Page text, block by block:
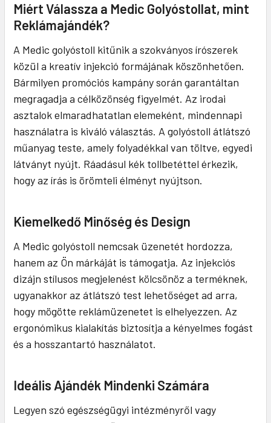
Miért Válassza a Medic Golyóstollat, mint
Reklámajándék?
A Medic golyóstoll kitűnik a szokványos írószerek
közül a kreatív injekció formájának köszönhetően.
Bármilyen promóciós kampány során garantáltan
megragadja a célközönség figyelmét. Az irodai
asztalok elmaradhatatlan elemeként, mindennapi
használatra is kiváló választás. A golyóstoll átlátszó
műanyag teste, amely folyadékkal van töltve, egyedi
látványt nyújt. Ráadásul kék tollbetéttel érkezik,
hogy az írás is örömteli élményt nyújtson.
Kiemelkedő Minőség és Design
A Medic golyóstoll nemcsak üzenetét hordozza,
hanem az Ön márkáját is támogatja. Az injekciós
dizájn stílusos megjelenést kölcsönöz a terméknek,
ugyanakkor az átlátszó test lehetőséget ad arra,
hogy mögötte reklámüzenetet is elhelyezzen. Az
ergonómikus kialakítás biztosítja a kényelmes fogást
és a hosszantartó használatot.
Ideális Ajándék Mindenki Számára
Legyen szó egészségügyi intézményről vagy